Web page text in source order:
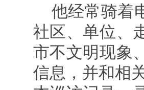
他经常骑着
社区、单位、
市不文明现象
信息，并和相